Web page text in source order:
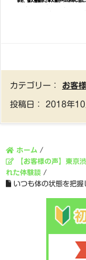
カテゴリー： お客
投稿日： 2018年
ホーム /
【お客様の声】東京
れた体験談 /
いつも体の状態を把